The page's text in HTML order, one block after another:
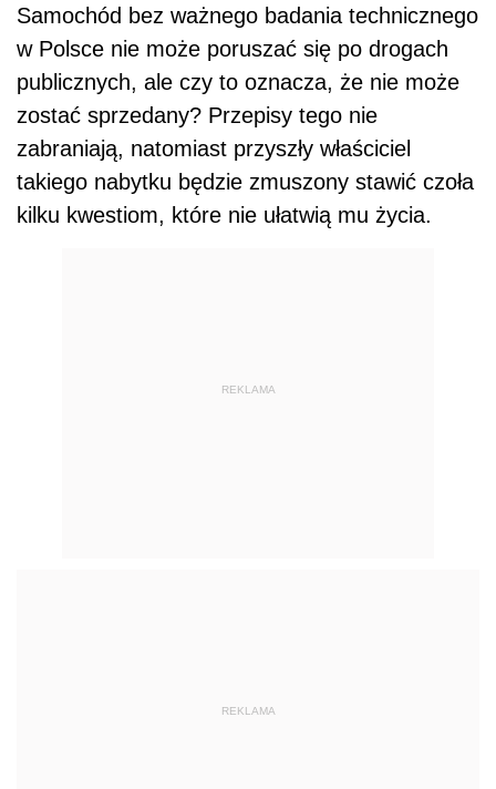
Samochód bez ważnego badania technicznego
w Polsce nie może poruszać się po drogach
publicznych, ale czy to oznacza, że nie może
zostać sprzedany? Przepisy tego nie
zabraniają, natomiast przyszły właściciel
takiego nabytku będzie zmuszony stawić czoła
kilku kwestiom, które nie ułatwią mu życia.
REKLAMA
REKLAMA